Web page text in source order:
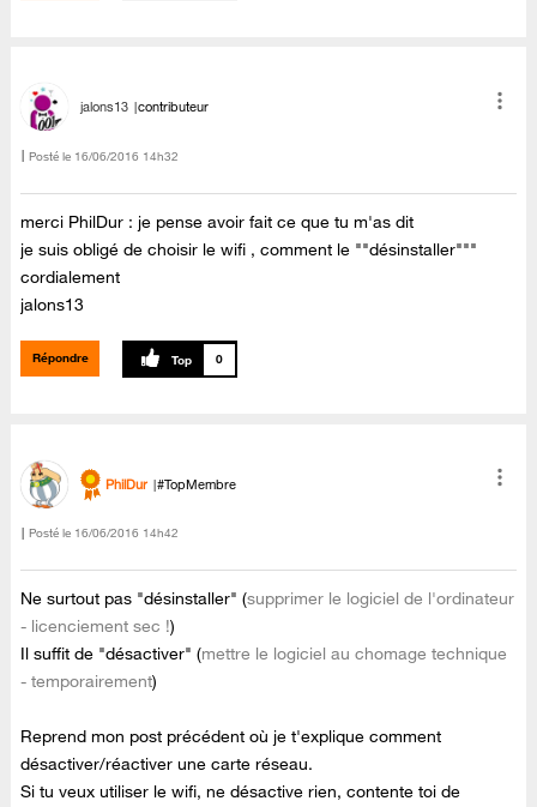
jalons13 contributeur
Posté le ‎16/06/2016 14h32
merci PhilDur : je pense avoir fait ce que tu m'as dit
je suis obligé de choisir le wifi , comment le ""désinstaller"""
cordialement
jalons13
Répondre 0
PhilDur #TopMembre
Posté le ‎16/06/2016 14h42
Ne surtout pas "désinstaller" (supprimer le logiciel de l'ordinateur
- licenciement sec !)
Il suffit de "désactiver" (mettre le logiciel au chomage technique
- temporairement)
Reprend mon post précédent où je t'explique comment
désactiver/réactiver une carte réseau.
Si tu veux utiliser le wifi, ne désactive rien, contente toi de